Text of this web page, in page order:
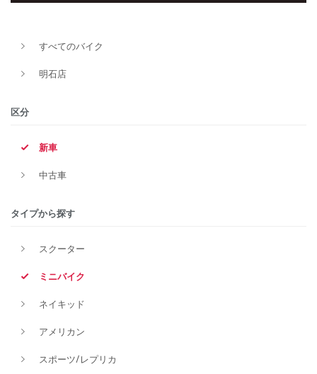
すべてのバイク
明石店
区分
新車
中古車
タイプから探す
スクーター
ミニバイク
ネイキッド
アメリカン
スポーツ/レプリカ
新車
タイプ
価格